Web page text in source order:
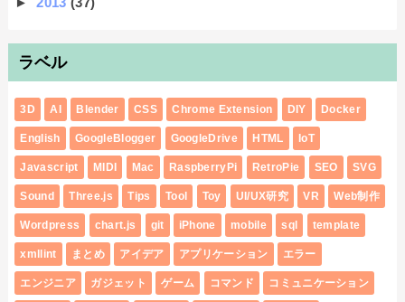
ラベル
3D AI Blender CSS Chrome Extension DIY Docker
English GoogleBlogger GoogleDrive HTML IoT
Javascript MIDI Mac RaspberryPi RetroPie SEO SVG
Sound Three.js Tips Tool Toy UI/UX研究 VR Web制作
Wordpress chart.js git iPhone mobile sql template
xmllint まとめ アイデア アプリケーション エラー
エンジニア ガジェット ゲーム コマンド コミュニケーション